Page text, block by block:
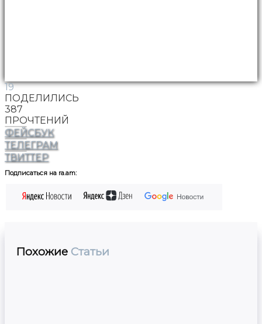
19
ПОДЕЛИЛИСЬ
387
ПРОЧТЕНИЙ
ФЕЙСБУК
ТЕЛЕГРАМ
ТВИТТЕР
Подписаться на ra.am:
Похожие Статьи